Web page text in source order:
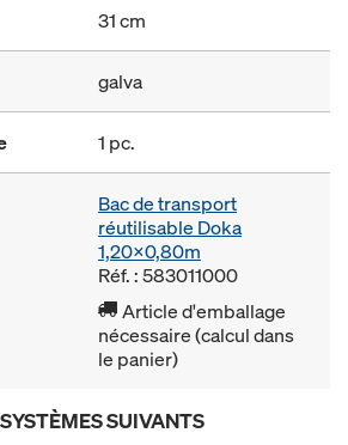
31 cm
galva
1 pc.
Bac de transport
réutilisable Doka
1,20x0,80m
Réf. : 583011000
Article d'emballage
nécessaire (calcul dans
le panier)
SUIVANTS